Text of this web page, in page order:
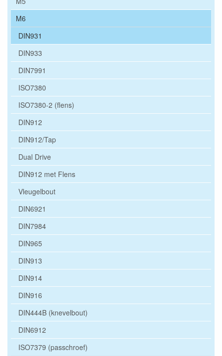
M6
DIN931
DIN933
DIN7991
ISO7380
ISO7380-2 (flens)
DIN912
DIN912/Tap
Dual Drive
DIN912 met Flens
Vleugelbout
DIN6921
DIN7984
DIN965
DIN913
DIN914
DIN916
DIN444B (knevelbout)
DIN6912
ISO7379 (passchroef)